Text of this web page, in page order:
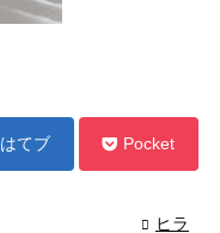
はてブ Pocket
ヒラ